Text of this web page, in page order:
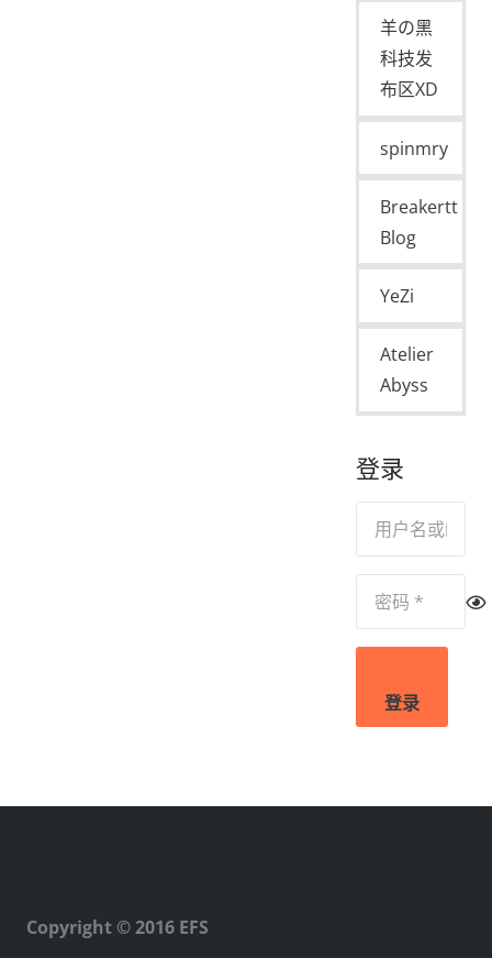
羊の黑
科技发
布区XD
spinmry
Breakertt
Blog
YeZi
Atelier
Abyss
登录
登录
Copyright © 2016 EFS